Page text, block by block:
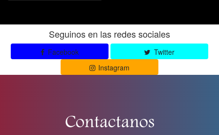
Seguinos en las redes sociales
Facebook
Twitter
Instagram
Contactanos